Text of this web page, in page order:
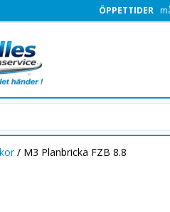
ÖPPETTIDER
/ M3 Planbricka FZB 8.8